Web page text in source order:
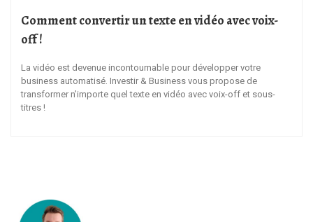
Comment convertir un texte en vidéo avec voix-
off !
La vidéo est devenue incontournable pour développer votre
business automatisé. Investir & Business vous propose de
transformer n’importe quel texte en vidéo avec voix-off et sous-
titres !